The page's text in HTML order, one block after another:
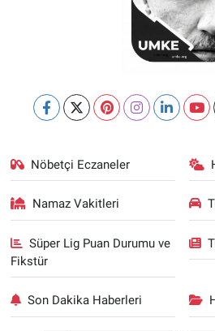
Nöbetçi Eczaneler
Namaz Vakitleri
Süper Lig Puan Durumu ve
Fikstür
Son Dakika Haberleri